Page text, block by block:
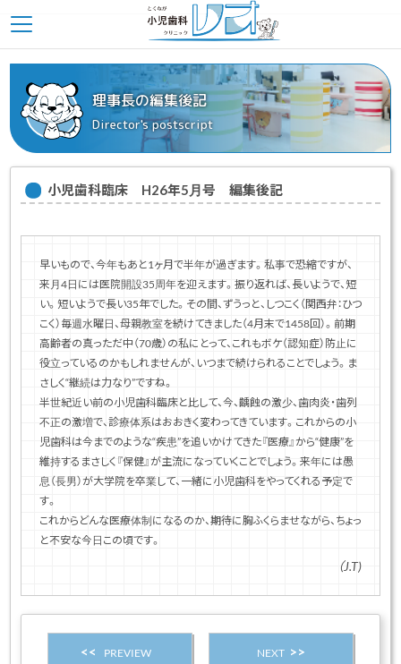
理事長の編集後記
Director's postscript
小児歯科臨床 H26年5月号 編集後記
早いもので、今年もあと1ヶ月で半年が過ぎます。私事で恐縮ですが、
来月4日には医院開設35周年を迎えます。振り返れば、長いようで、短
い。短いようで長い35年でした。その間、ずうっと、しつこく（関西弁：ひつ
こく）毎週水曜日、母親教室を続けてきました（4月末で1458回）。前期
高齢者の真っただ中（70歳）の私にとって、これもボケ（認知症）防止に
役立っているのかもしれませんが、いつまで続けられることでしょう。ま
さしく“継続は力なり”ですね。
半世紀近い前の小児歯科臨床と比して、今、齲蝕の激少、歯肉炎・歯列
不正の激増で、診療体系はおおきく変わってきています。これからの小
児歯科は今までのような“疾患”を追いかけてきた『医療』から“健康”を
維持するまさしく『保健』が主流になっていくことでしょう。来年には愚
息（長男）が大学院を卒業して、一緒に小児歯科をやってくれる予定で
す。
これからどんな医療体制になるのか、期待に胸ふくらませながら、ちょっ
と不安な今日この頃です。
（J.T)
PREVIEW NEXT